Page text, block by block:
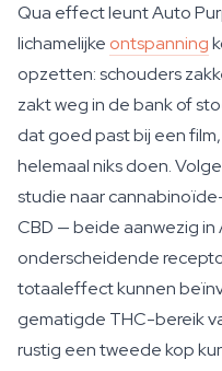
Qua effect leunt Auto
lichamelijke ontspanning
opzetten: schouders
zakt weg in de bank of
dat goed past bij een
helemaal niks doen.
studie naar
CBD — beide aanwezig
onderscheidende
totaaleffect kunnen
gematigde THC-bereik
rustig een tweede kop